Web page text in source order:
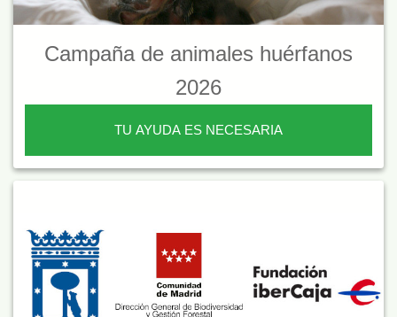
Campaña de animales huérfanos
2026
TU AYUDA ES NECESARIA